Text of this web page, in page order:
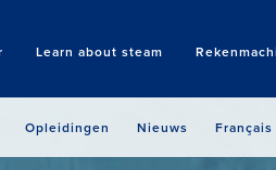
Learn about steam
Opleidingen Nieuws Français